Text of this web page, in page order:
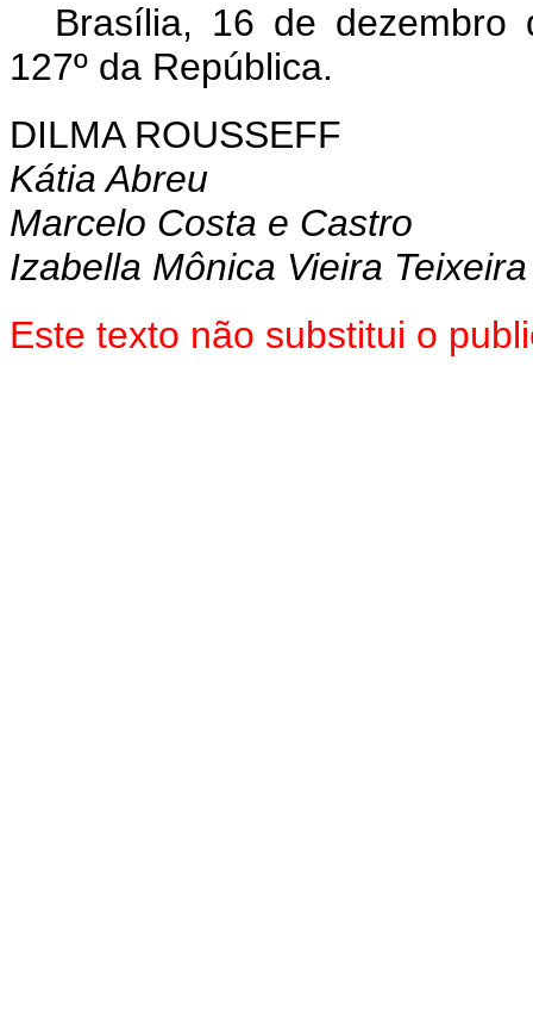
Brasília, 16 de dezembro
127º da República.
DILMA ROUSSEFF
Kátia Abreu
Marcelo Costa e Castro
Izabella Mônica Vieira Teixeira
Este texto não substitui o